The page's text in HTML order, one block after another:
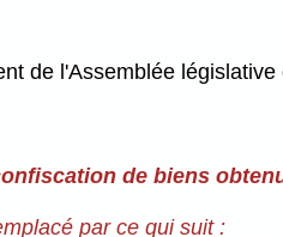
de l'Assemblée
de biens
par ce qui suit :